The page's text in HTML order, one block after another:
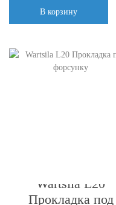
В корзину
Wartsila L20
Прокладка под